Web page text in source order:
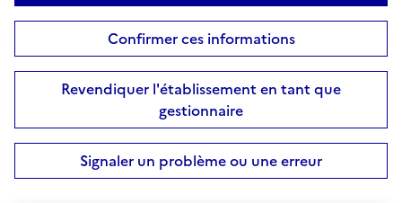
Confirmer ces informations
Revendiquer l'établissement en tant que
gestionnaire
Signaler un problème ou une erreur